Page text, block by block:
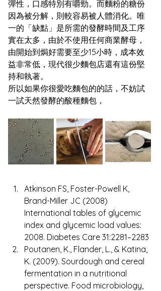
彈性，口感特別有嚼勁。而麵粉的糖份
因為被分解，則較容易被人體消化。唯
一的「缺點」是所需的發酵時間及工序
實在太多，由於不使用任何商業酵母，
由開始到焗好需要至少15小時，成本效
益非常低，現代很少麵包店還有這份堅
持和執著。
所以如果你很愛吃麵包的的話，不妨試
一試天然發酵的酸種麵包，
Atkinson FS, Foster-Powell K,
Brand-Miller JC (2008)
International tables of glycemic
index and glycemic load values:
2008. Diabetes Care 31:2281–2283
Poutanen, K., Flander, L., & Katina,
K. (2009). Sourdough and cereal
fermentation in a nutritional
perspective. Food microbiology,